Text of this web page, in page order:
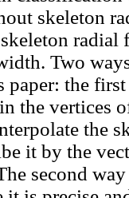
skeleton
Two
paper: the
the vertices
the
it by the
second